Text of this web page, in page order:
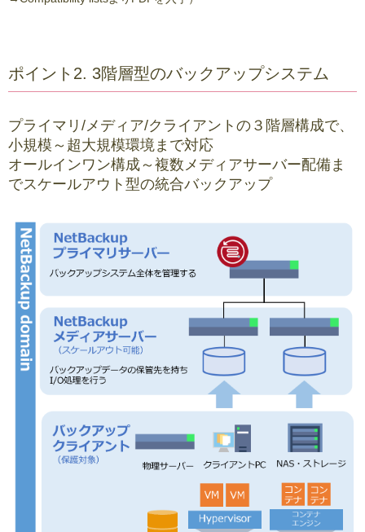
ポイント2. 3階層型のバックアップシステム
プライマリ/メディア/クライアントの３階層構成で、
小規模～超大規模環境まで対応
オールインワン構成～複数メディアサーバー配備ま
でスケールアウト型の統合バックアップ